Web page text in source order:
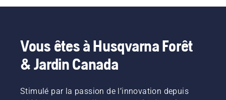
Vous êtes à Husqvarna Forêt
& Jardin Canada
Stimulé par la passion de l’innovation depuis